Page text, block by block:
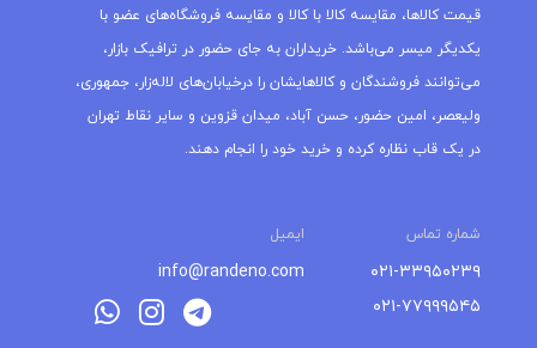
قیمت کالاها، مقایسه کالا با کالا و مقایسه فروشگاه‌های عضو با
یکدیگر میسر می‌باشد. خریداران به جای حضور در ترافیک بازار،
می‌توانند فروشندگان و کالاهایشان را درخیابان‌های لاله‌زار، جمهوری،
ولیعصر، امین حضور، حسن آباد، میدان قزوین و سایر نقاط تهران
در یک قاب نظاره کرده و خرید خود را انجام دهند.
شماره تماس ایمیل
۰۲۱-۳۳۹۵۰۲۳۹
۰۲۱-۷۷۹۹۹۵۴۵
info@randeno.com